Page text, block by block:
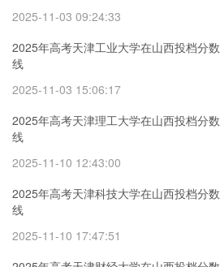
2025-11-03 09:24:33
2025年高考天津工业大学在山西投档分数
线
2025-11-03 15:06:17
2025年高考天津理工大学在山西投档分数
线
2025-11-10 12:43:00
2025年高考天津科技大学在山西投档分数
线
2025-11-10 17:47:51